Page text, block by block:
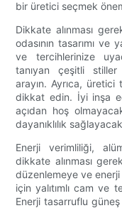
bir üretici seçmek
Dikkate alınması
odasının tasarımı ve
ve tercihlerinize
tanıyan çeşitli stiller
arayın. Ayrıca, üretici
dikkat edin. İyi inşa
açıdan hoş
dayanıklılık
Enerji verimliliği,
dikkate alınması
düzenlemeye ve
için yalıtımlı cam ve
Enerji tasarruflu